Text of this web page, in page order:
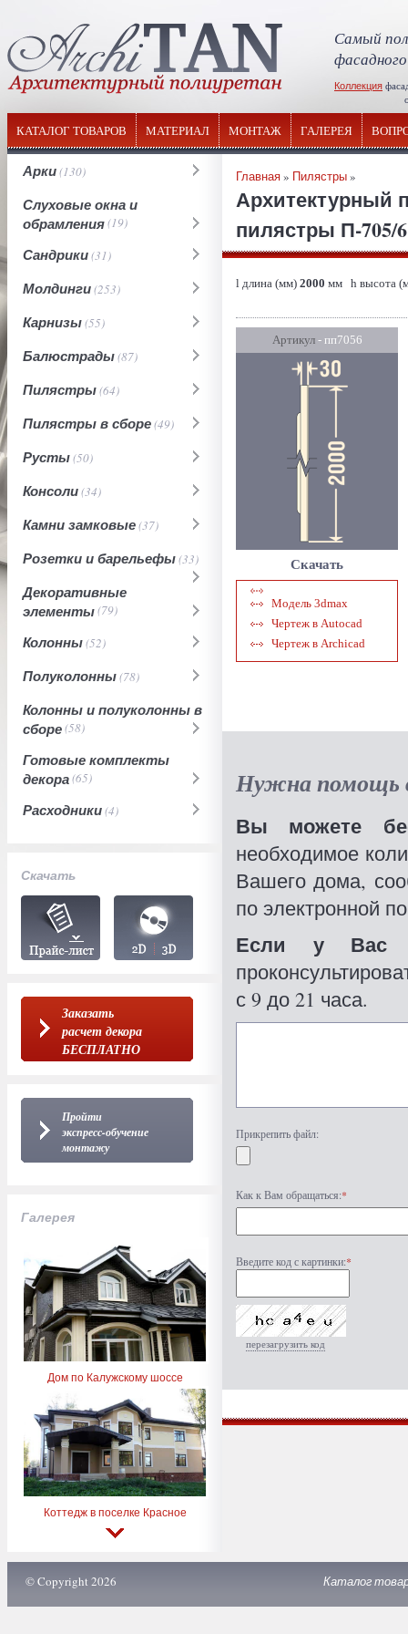
Самый
Коллекция
КАТАЛОГ ТОВАРОВ МАТЕРИАЛ МОНТАЖ ГАЛЕРЕЯ
Арки(130)
Слуховые окна и
обрамления(19)
Сандрики(31)
Молдинги(253)
Карнизы(55)
Балюстрады(87)
Пилястры(64)
Пилястры в сборе(49)
Русты(50)
Консоли(34)
Камни замковые(37)
Розетки и барельефы(33)
Декоративные
элементы(79)
Колонны(52)
Полуколонны(78)
Колонны и полуколонны в
сборе(58)
Готовые комплекты
декора(65)
Расходники(4)
Скачать
Заказать
расчет декора
БЕСПЛАТНО
Пройти
экспресс-обучение
монтажу
Галерея
Дом по Калужскому шоссе
Коттедж в поселке Красное
Главная» Пилястры»
Архитектурный
пилястры П-705/
l длина (мм) 2000 мм h высота
Артикул- пп7056
Скачать
Модель 3dmax
Чертеж в Autocad
Чертеж в Archicad
Нужна помощь
Вы можете
необходимое
Вашего дома,
по электронной
Если у Вас
с 9 до 21 часа.
Прикрепить файл:
Как к Вам обращаться:*
Введите код с картинки:*
перезагрузить код
© Copyright 2026 Каталог